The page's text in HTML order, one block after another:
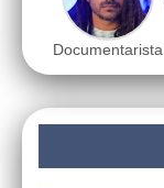
Documentarista